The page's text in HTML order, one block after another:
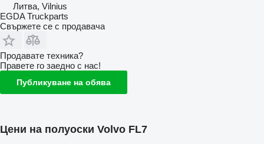
Литва, Vilnius
EGDA Truckparts
Свържете се с продавача
Продавате техника?
Правете го заедно с нас!
Публикуване на обява
Цени на полуоски Volvo FL7